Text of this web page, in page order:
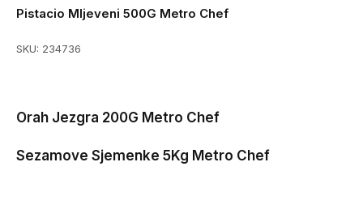
Pistacio Mljeveni 500G Metro Chef
SKU: 234736
Orah Jezgra 200G Metro Chef
Sezamove Sjemenke 5Kg Metro Chef